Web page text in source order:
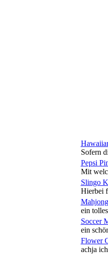
Sofern
Pepsi
Mit
Slingo
Hierbei
ein
Soccer
ein
Flower
achja